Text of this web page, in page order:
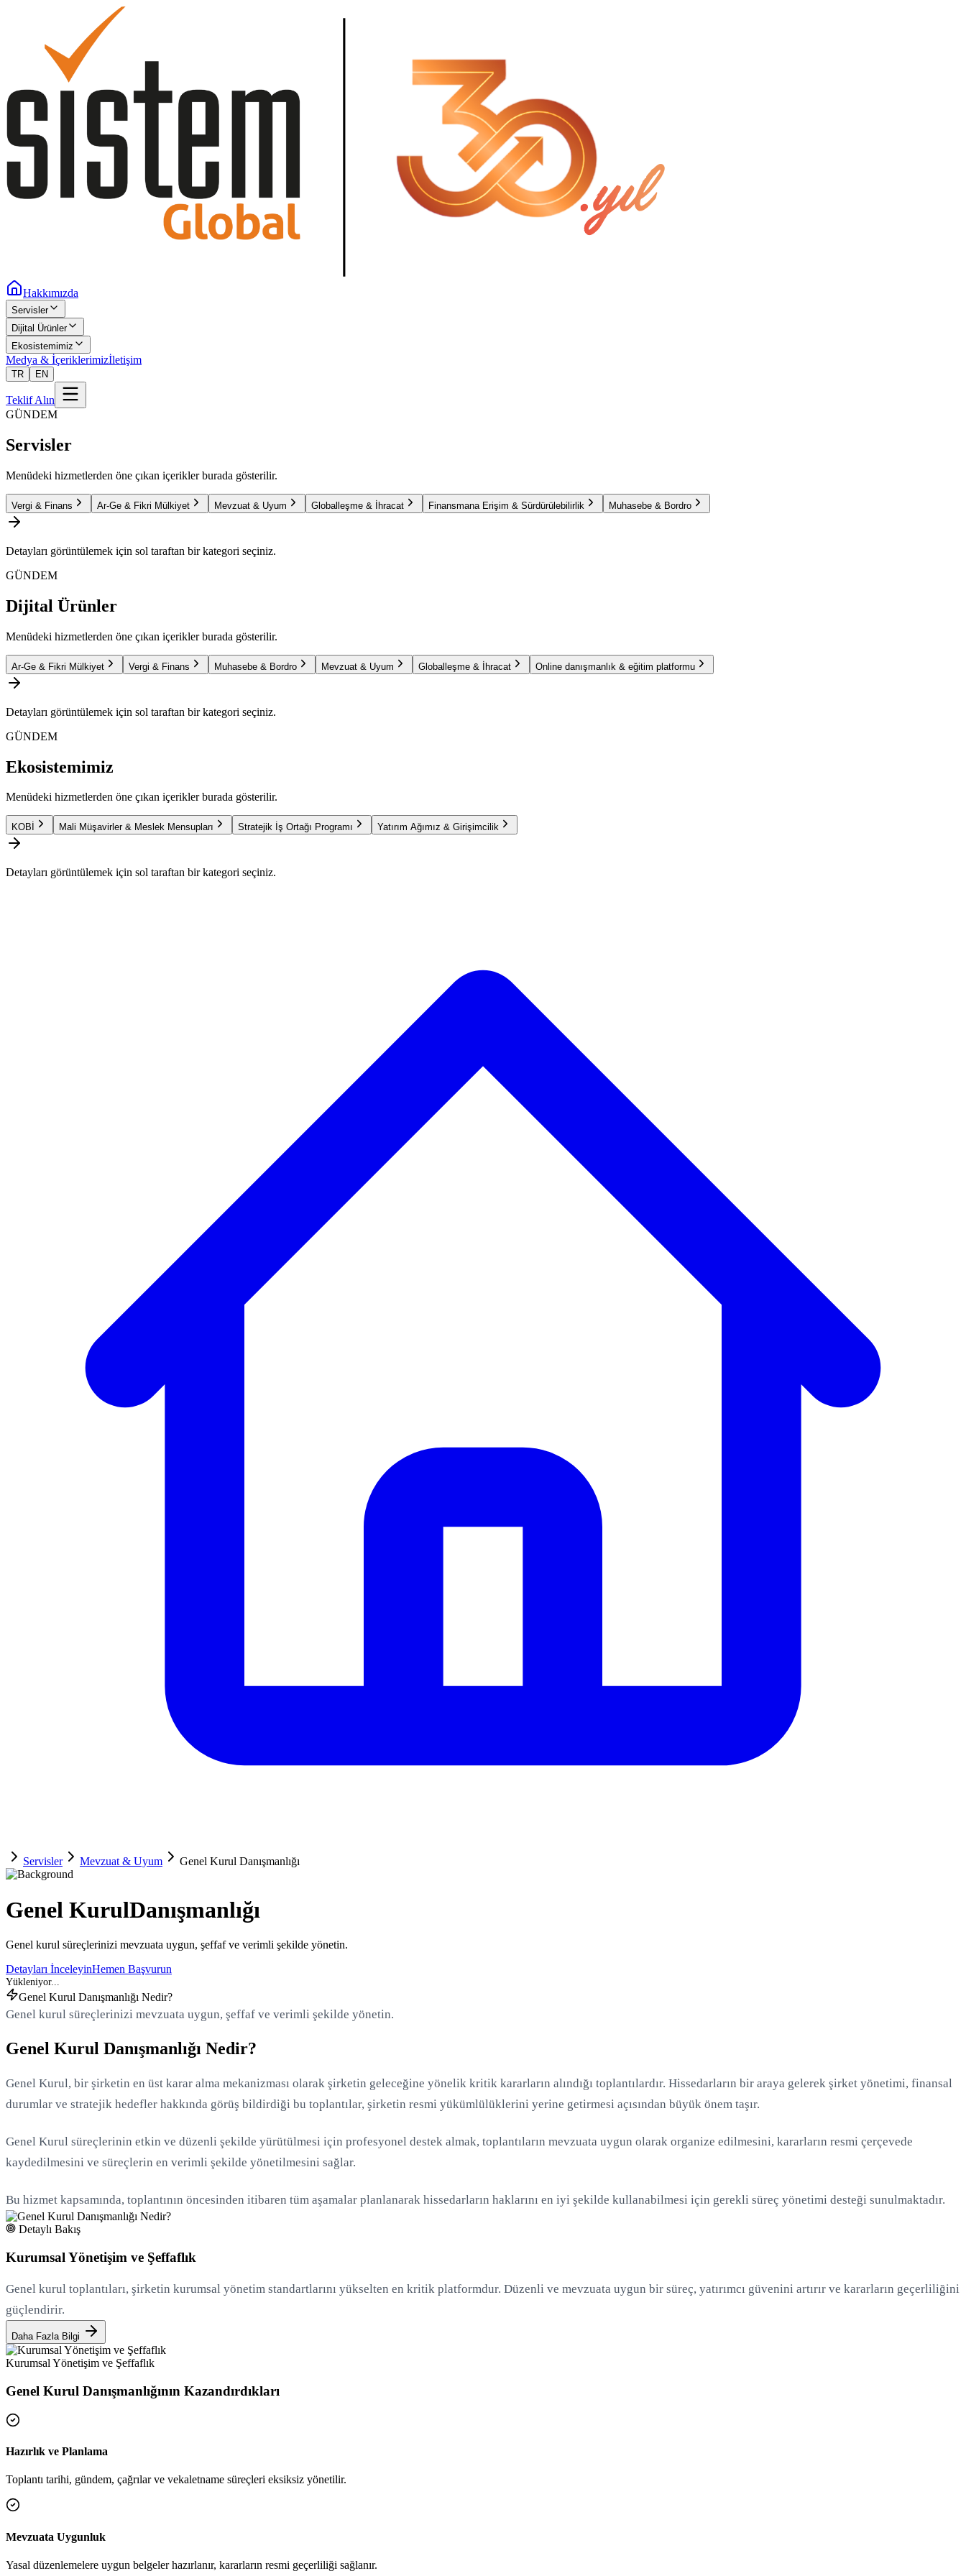
Hakkımızda
Servisler
Dijital Ürünler
Ekosistemimiz
Medya & İçeriklerimizİletişim
TR EN
Teklif Alın
GÜNDEM
Servisler
Menüdeki hizmetlerden öne çıkan içerikler burada gösterilir.
Vergi & Finans Ar-Ge & Fikri Mülkiyet Mevzuat & Uyum Globalleşme & İhracat Finansmana Erişim & Sürdürülebilirlik Muhasebe & Bordro
Detayları görüntülemek için sol taraftan bir kategori seçiniz.
GÜNDEM
Dijital Ürünler
Menüdeki hizmetlerden öne çıkan içerikler burada gösterilir.
Ar-Ge & Fikri Mülkiyet Vergi & Finans Muhasebe & Bordro Mevzuat & Uyum Globalleşme & İhracat Online danışmanlık & eğitim platformu
Detayları görüntülemek için sol taraftan bir kategori seçiniz.
GÜNDEM
Ekosistemimiz
Menüdeki hizmetlerden öne çıkan içerikler burada gösterilir.
KOBİ Mali Müşavirler & Meslek Mensupları Stratejik İş Ortağı Programı Yatırım Ağımız & Girişimcilik
Detayları görüntülemek için sol taraftan bir kategori seçiniz.
Servisler Mevzuat & Uyum Genel Kurul Danışmanlığı
Genel KurulDanışmanlığı
Genel kurul süreçlerinizi mevzuata uygun, şeffaf ve verimli şekilde yönetin.
Detayları İnceleyinHemen Başvurun
Yükleniyor...
Genel Kurul Danışmanlığı Nedir?
Genel kurul süreçlerinizi mevzuata uygun, şeffaf ve verimli şekilde yönetin.
Genel Kurul Danışmanlığı Nedir?
Genel Kurul, bir şirketin en üst karar alma mekanizması olarak şirketin geleceğine yönelik kritik kararların alındığı toplantılardır. Hissedarların bir araya gelerek şirket yönetimi, finansal
durumlar ve stratejik hedefler hakkında görüş bildirdiği bu toplantılar, şirketin resmi yükümlülüklerini yerine getirmesi açısından büyük önem taşır.
Genel Kurul süreçlerinin etkin ve düzenli şekilde yürütülmesi için profesyonel destek almak, toplantıların mevzuata uygun olarak organize edilmesini, kararların resmi çerçevede
kaydedilmesini ve süreçlerin en verimli şekilde yönetilmesini sağlar.
Bu hizmet kapsamında, toplantının öncesinden itibaren tüm aşamalar planlanarak hissedarların haklarını en iyi şekilde kullanabilmesi için gerekli süreç yönetimi desteği sunulmaktadır.
Detaylı Bakış
Kurumsal Yönetişim ve Şeffaflık
Genel kurul toplantıları, şirketin kurumsal yönetim standartlarını yükselten en kritik platformdur. Düzenli ve mevzuata uygun bir süreç, yatırımcı güvenini artırır ve kararların geçerliliğini
güçlendirir.
Daha Fazla Bilgi
Kurumsal Yönetişim ve Şeffaflık
Genel Kurul Danışmanlığının Kazandırdıkları
Hazırlık ve Planlama
Toplantı tarihi, gündem, çağrılar ve vekaletname süreçleri eksiksiz yönetilir.
Mevzuata Uygunluk
Yasal düzenlemelere uygun belgeler hazırlanır, kararların resmi geçerliliği sağlanır.